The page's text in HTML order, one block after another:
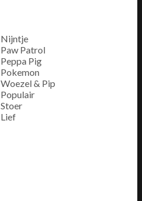
Nijntje
Paw Patrol
Peppa Pig
Pokemon
Woezel & Pip
Populair
Stoer
Lief